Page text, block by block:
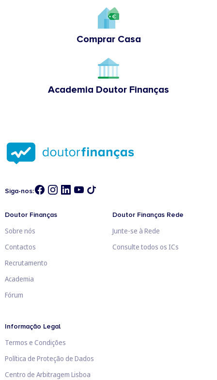
Comprar Casa
Academia Doutor Finanças
Siga-nos:
Doutor Finanças
Sobre nós
Contactos
Recrutamento
Academia
Fórum
Doutor Finanças Rede
Junte-se à Rede
Consulte todos os ICs
Informação Legal
Termos e Condições
Política de Proteção de Dados
Centro de Arbitragem Lisboa